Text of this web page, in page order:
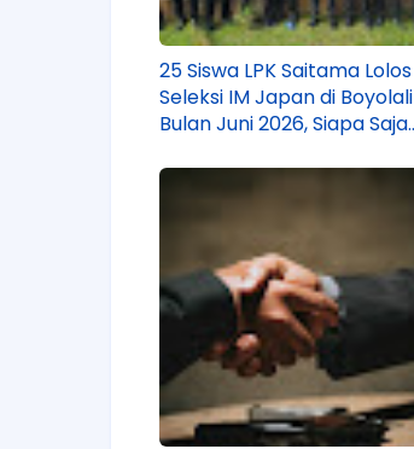
25 Siswa LPK Saitama Lolos
Seleksi IM Japan di Boyolali
Bulan Juni 2026, Siapa Saja